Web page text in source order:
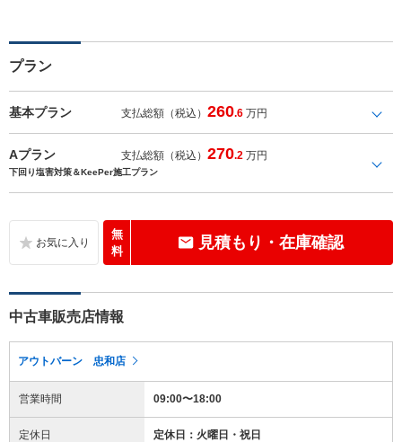
プラン
基本プラン 支払総額（税込）260.6 万円
Aプラン 支払総額（税込）270.2 万円
下回り塩害対策＆KeePer施工プラン
無
料
見積もり・在庫確認
中古車販売店情報
アウトバーン 忠和店
営業時間 09:00〜18:00
定休日 定休日：火曜日・祝日